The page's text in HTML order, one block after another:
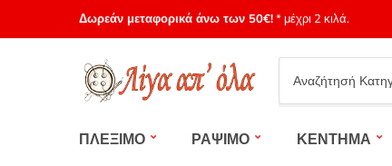
Δωρεάν μεταφορικά άνω των 50€!* μέχρι 2 κιλά.
Category
name
ΠΛΕΞΙΜΟ ΡΑΨΙΜΟ ΚΕΝΤΗΜΑ